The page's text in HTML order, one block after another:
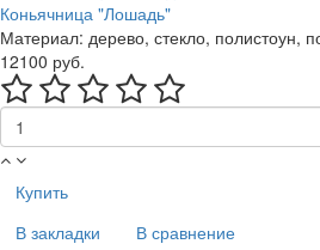
Коньячница "Лошадь"
Материал: дерево, стекло, полистоун,
12100 руб.
Купить
В закладки
В сравнение